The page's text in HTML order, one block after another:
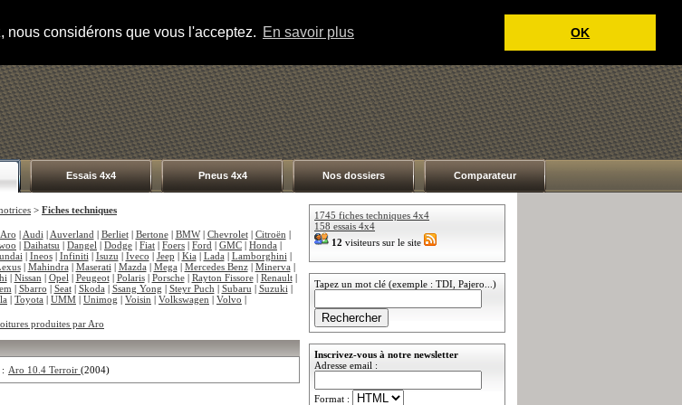
nous considérons que vous l'acceptez. En savoir plus OK
Essais 4x4 Pneus 4x4 Nos dossiers Comparateur
> Fiches techniques
Aro | Audi | Auverland | Berliet| Bertone| BMW| Chevrolet| Citroën |
| Daihatsu | Dangel | Dodge | Fiat | Foers | Ford | GMC | Honda |
| Ineos| Infiniti | Isuzu | Iveco | Jeep | Kia | Lada | Lamborghini |
| Mahindra | Maserati | Mazda | Mega | Mercedes Benz| Minerva |
| Nissan | Opel | Peugeot| Polaris| Porsche| Rayton Fissore| Renault|
| Sbarro | Seat| Skoda | Ssang Yong | Steyr Puch | Subaru | Suzuki |
| Toyota | UMM | Unimog | Voisin | Volkswagen | Volvo |
produites par Aro
Aro 10.4 Terroir (2004)
1745 fiches techniques 4x4
158 essais 4x4
12 visiteurs sur le site
Tapez un mot clé (exemple : TDI, Pajero...)
Inscrivez-vous à notre newsletter
Adresse email :
Format :